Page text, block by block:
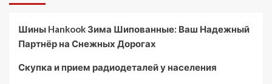
Шины Hankook Зима Шипованные: Ваш Надежный
Партнёр на Снежных Дорогах
Скупка и прием радиодеталей у населения